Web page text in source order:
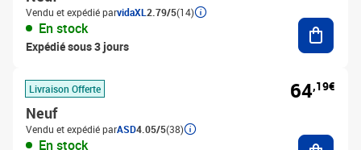
Vendu et expédié parvidaXL 2.79/5(14)
En stock
Expédié sous 3 jours
Livraison Offerte
Neuf
Vendu et expédié parASD4.05/5(38)
En stock
64,19€